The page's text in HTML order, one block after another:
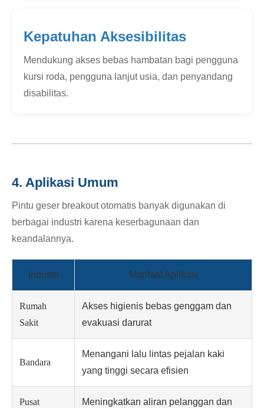
Kepatuhan Aksesibilitas
Mendukung akses bebas hambatan bagi pengguna
kursi roda, pengguna lanjut usia, dan penyandang
disabilitas.
4. Aplikasi Umum
Pintu geser breakout otomatis banyak digunakan di
berbagai industri karena keserbagunaan dan
keandalannya.
Industri Manfaat Aplikasi
Rumah
Sakit
Akses higienis bebas genggam dan
evakuasi darurat
Bandara
Menangani lalu lintas pejalan kaki
yang tinggi secara efisien
Pusat
Meningkatkan aliran pelanggan dan